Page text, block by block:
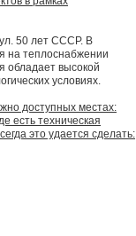
50 лет СССР. В
на теплоснабжении
обладает высокой
условиях.
доступных местах:
есть техническая
это удается сделать: